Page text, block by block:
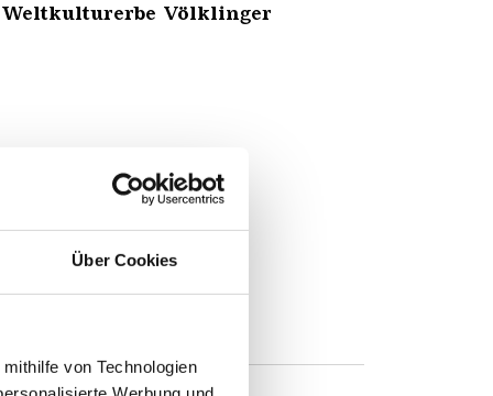
Über Cookies
von Technologien
Völklinger